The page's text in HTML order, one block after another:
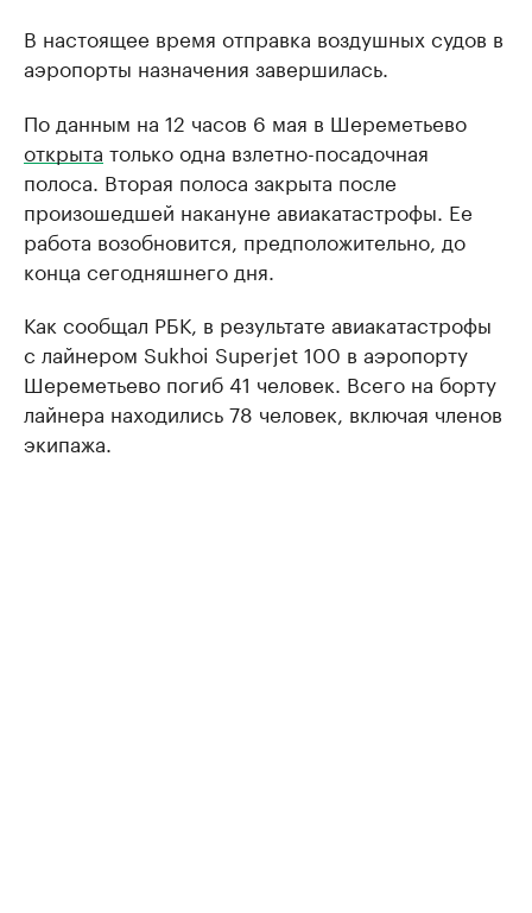
В настоящее время отправка воздушных судов в
аэропорты назначения завершилась.
По данным на 12 часов 6 мая в Шереметьево
открыта только одна взлетно-посадочная
полоса. Вторая полоса закрыта после
произошедшей накануне авиакатастрофы. Ее
работа возобновится, предположительно, до
конца сегодняшнего дня.
Как сообщал РБК, в результате авиакатастрофы
с лайнером Sukhoi Superjet 100 в аэропорту
Шереметьево погиб 41 человек. Всего на борту
лайнера находились 78 человек, включая членов
экипажа.